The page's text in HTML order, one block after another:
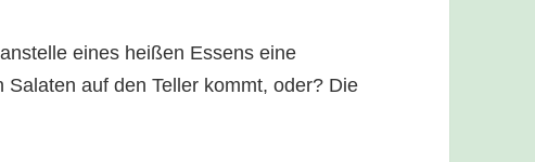
eines heißen Essens eine
auf den Teller kommt, oder? Die